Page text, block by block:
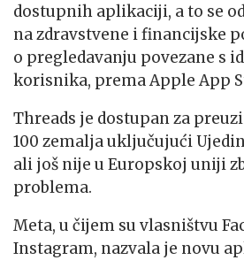
dostupnih aplikaciji, a to se
na zdravstvene i financijske
o pregledavanju povezane s
korisnika, prema Apple App
Threads je dostupan za
100 zemalja uključujući
ali još nije u Europskoj uniji
problema.
Meta, u čijem su vlasništvu
Instagram, nazvala je novu